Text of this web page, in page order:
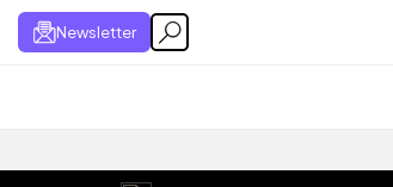
Newsletter